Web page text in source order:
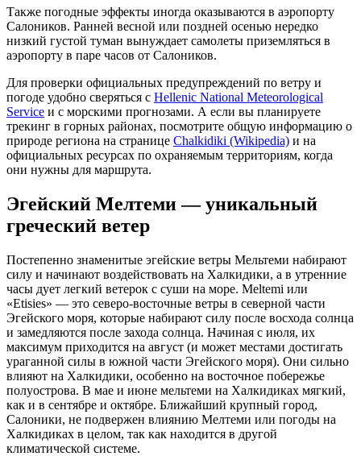
Также погодные эффекты иногда оказываются в аэропорту
Салоников. Ранней весной или поздней осенью нередко
низкий густой туман вынуждает самолеты приземляться в
аэропорту в паре часов от Салоников.
Для проверки официальных предупреждений по ветру и
погоде удобно сверяться с Hellenic National Meteorological
Service и с морскими прогнозами. А если вы планируете
трекинг в горных районах, посмотрите общую информацию о
природе региона на странице Chalkidiki (Wikipedia) и на
официальных ресурсах по охраняемым территориям, когда
они нужны для маршрута.
Эгейский Мелтеми — уникальный
греческий ветер
Постепенно знаменитые эгейские ветры Мельтеми набирают
силу и начинают воздействовать на Халкидики, а в утренние
часы дует легкий ветерок с суши на море. Meltemi или
«Etisies» — это северо-восточные ветры в северной части
Эгейского моря, которые набирают силу после восхода солнца
и замедляются после захода солнца. Начиная с июля, их
максимум приходится на август (и может местами достигать
ураганной силы в южной части Эгейского моря). Они сильно
влияют на Халкидики, особенно на восточное побережье
полуострова. В мае и июне мельтеми на Халкидиках мягкий,
как и в сентябре и октябре. Ближайший крупный город,
Салоники, не подвержен влиянию Мелтеми или погоды на
Халкидиках в целом, так как находится в другой
климатической системе.